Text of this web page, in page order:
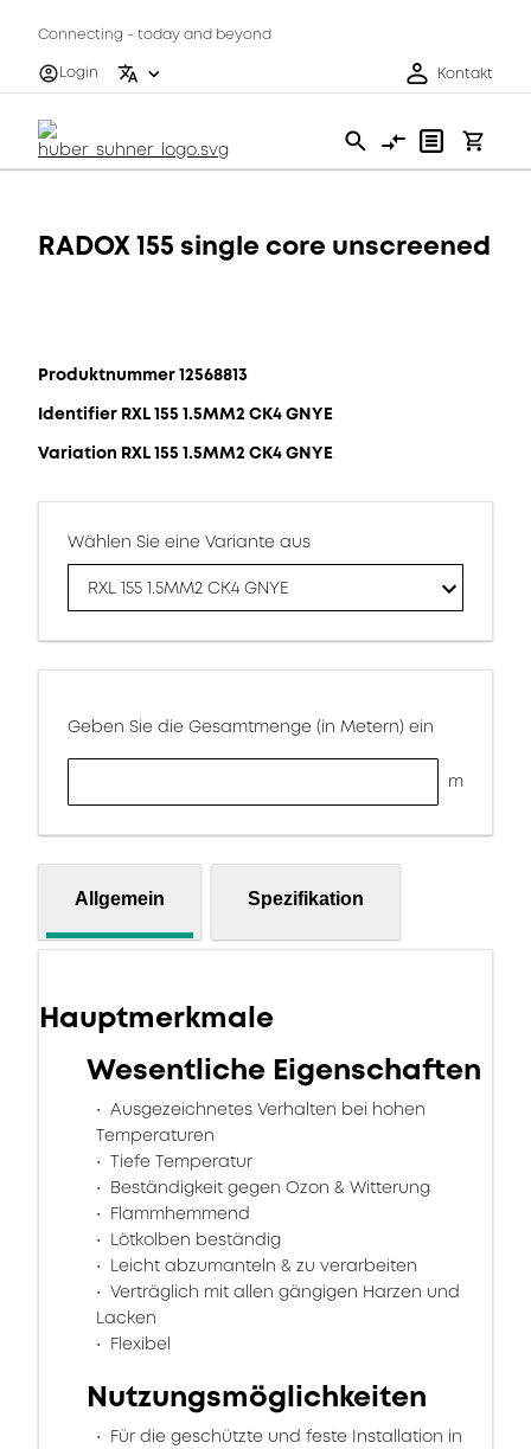
Connecting - today and beyond
Login
Kontakt
RADOX 155 single core unscreened
Produktnummer 12568813
Identifier RXL 155 1.5MM2 CK4 GNYE
Variation RXL 155 1.5MM2 CK4 GNYE
Wählen Sie eine Variante aus
RXL 155 1.5MM2 CK4 GNYE
Geben Sie die Gesamtmenge (in Metern) ein
m
Allgemein Spezifikation
Hauptmerkmale
Wesentliche Eigenschaften
Ausgezeichnetes Verhalten bei hohen
Temperaturen
Tiefe Temperatur
Beständigkeit gegen Ozon & Witterung
Flammhemmend
Lötkolben beständig
Leicht abzumanteln & zu verarbeiten
Verträglich mit allen gängigen Harzen und
Lacken
Flexibel
Nutzungsmöglichkeiten
Für die geschützte und feste Installation in